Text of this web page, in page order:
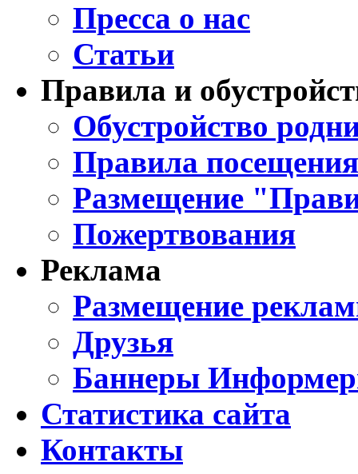
Пресса о нас
Статьи
Правила и
Обустройство
Правила
Размещение
Пожертвования
Реклама
Размещение
Друзья
Баннеры
Статистика сайта
Контакты